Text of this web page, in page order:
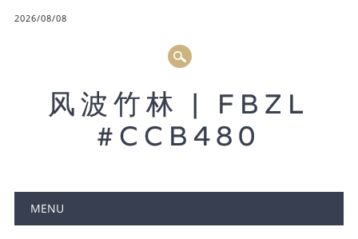
2026/08/08
风波竹林 | FBZL
#CCB480
Main menu
MENU